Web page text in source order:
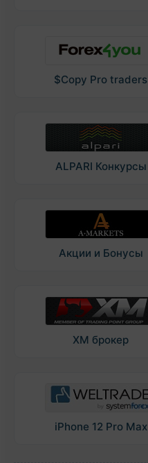
$Copy Pro traders
ALPARI Конкурсы
Акции и Бонусы
XM брокер
iPhone 12 Pro Max